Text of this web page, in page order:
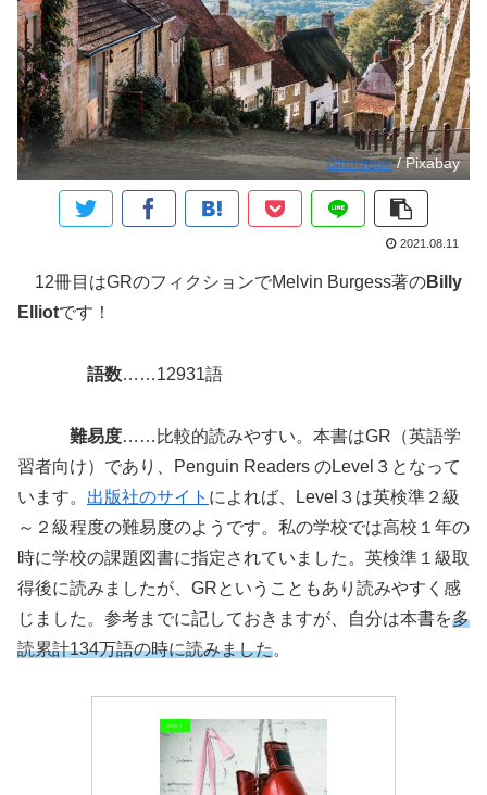
Bittermuir/ Pixabay
2021.08.11
12冊目はGRのフィクションでMelvin Burgess著のBilly
Elliotです！
語数……12931語
難易度……比較的読みやすい。本書はGR（英語学
習者向け）であり、Penguin Readers のLevel３となって
います。 出版社のサイト によれば、Level３は英検準２級
～２級程度の難易度のようです。私の学校では高校１年の
時に学校の課題図書に指定されていました。英検準１級取
得後に読みましたが、GRということもあり読みやすく感
じました。参考までに記しておきますが、自分は本書を多
読累計134万語の時に読みました。